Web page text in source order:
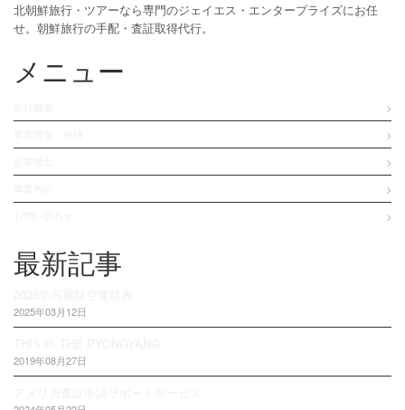
北朝鮮旅行・ツアーなら専門のジェイエス・エンタープライズにお任
せ。朝鮮旅行の手配・査証取得代行。
メニュー
最新記事
2025年03月12日
2019年08月27日